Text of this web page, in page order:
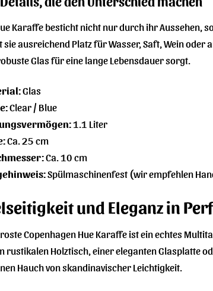
Karaffe besticht nicht nur durch ihr Aussehen,
sie ausreichend Platz für Wasser, Saft, Wein
Glas für eine lange Lebensdauer sorgt.
Glas
Clear / Blue
1.1 Liter
Ca. 25 cm
Ca. 10 cm
Spülmaschinenfest (wir empfehlen
und Eleganz in
Copenhagen Hue Karaffe ist ein echtes
rustikalen Holztisch, einer eleganten Glasplatte
Hauch von skandinavischer Leichtigkeit.